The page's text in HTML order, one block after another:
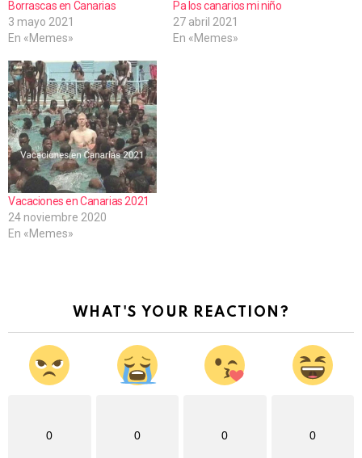
o
.
.
Borrascas en Canarias
3 mayo 2021
En «Memes»
Pa los canarios mi niño
27 abril 2021
En «Memes»
Vacaciones en Canarias 2021
24 noviembre 2020
En «Memes»
WHAT'S YOUR REACTION?
0 0 0 0